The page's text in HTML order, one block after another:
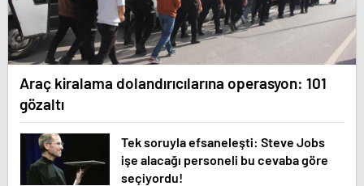
Araç kiralama dolandırıcılarına operasyon: 101
gözaltı
Tek soruyla efsaneleşti: Steve Jobs
işe alacağı personeli bu cevaba göre
seçiyordu!